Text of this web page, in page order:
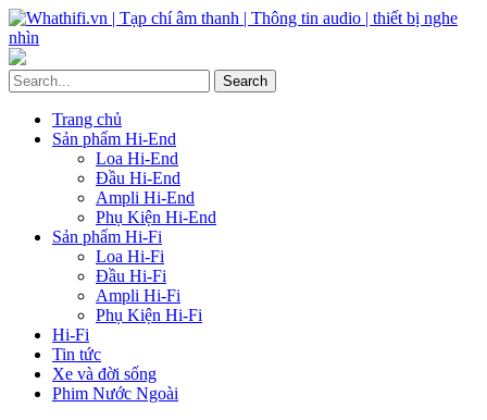
Trang chủ
Sản phẩm Hi-End
Loa Hi-End
Đầu Hi-End
Ampli Hi-End
Phụ Kiện Hi-End
Sản phẩm Hi-Fi
Loa Hi-Fi
Đầu Hi-Fi
Ampli Hi-Fi
Phụ Kiện Hi-Fi
Hi-Fi
Tin tức
Xe và đời sống
Phim Nước Ngoài